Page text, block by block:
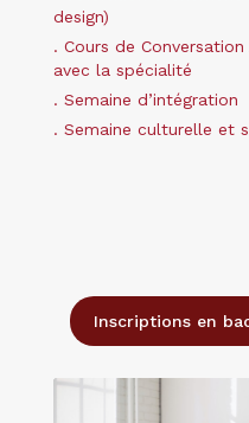
design)
. Cours de
avec la spécialité
. Semaine d’intégration
. Semaine culturelle et
Inscriptions en